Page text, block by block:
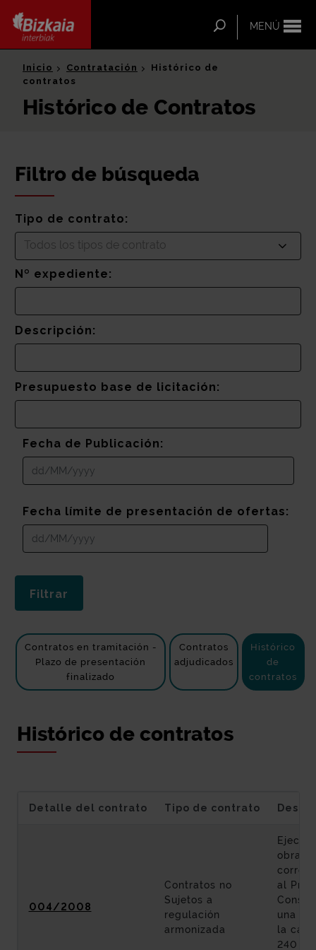
MENÚ
Buscar
Inicio Contratación
Histórico de
contratos
Histórico de Contratos
Filtro de búsqueda
Tipo de contrato:
Todos los tipos de contrato
Nº expediente:
Descripción:
Presupuesto base de licitación:
Fecha de Publicación:
Fecha límite de presentación de ofertas:
Contratos en tramitación -
Plazo de presentación
finalizado
Contratos
adjudicados
Histórico
de
contratos
Histórico de contratos
Detalle del contrato Tipo de contrato
004/2008
Contratos no
Sujetos a
regulación
armonizada
obras
al
una
la
240 en